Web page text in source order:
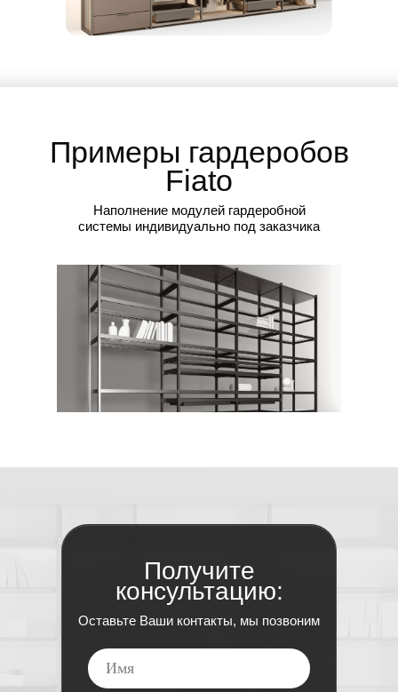
Примеры гардеробов
Fiato
Наполнение модулей гардеробной
системы индивидуально под заказчика
Получите
консультацию:
Оставьте Ваши контакты, мы позвоним